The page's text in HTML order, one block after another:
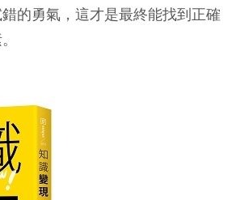
的勇氣，這才是最終能找到正確